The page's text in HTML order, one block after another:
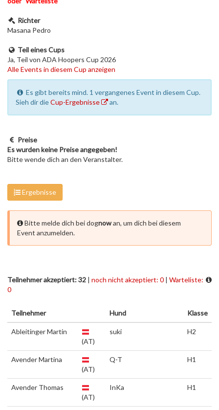
Richter
Masana Pedro
Teil eines Cups
Ja, Teil von ADA Hoopers Cup 2026
Alle Events in diesem Cup anzeigen
Es gibt bereits mind. 1 vergangenes Event in diesem Cup.
Sieh dir dieCup-Ergebnisse an.
Preise
Es wurden keine Preise angegeben!
Bitte wende dich an den Veranstalter.
Ergebnisse
Bitte melde dich bei dognowan, um dich bei diesem
Event anzumelden.
Teilnehmer akzeptiert: 32 | noch nicht akzeptiert: 0 | Warteliste:
0
Teilnehmer Hund Klasse
Ableitinger Martin
(AT)
suki H2
Avender Martina
(AT)
Q-T H1
Avender Thomas
(AT)
InKa H1